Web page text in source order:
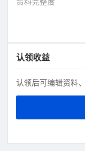
认领收益
认领后可编辑资料